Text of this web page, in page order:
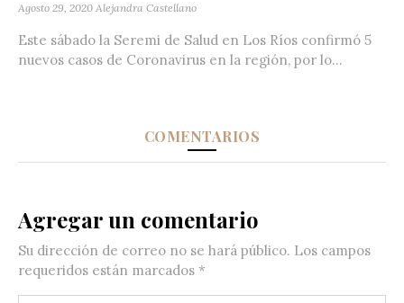
Agosto 29, 2020 Alejandra Castellano
Este sábado la Seremi de Salud en Los Ríos confirmó 5
nuevos casos de Coronavirus en la región, por lo...
COMENTARIOS
Agregar un comentario
Su dirección de correo no se hará público. Los campos
requeridos están marcados *